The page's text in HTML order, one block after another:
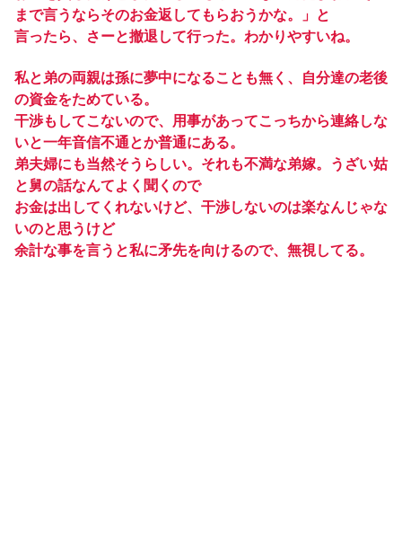
まで言うならそのお金返してもらおうかな。」と
言ったら、さーと撤退して行った。わかりやすいね。
私と弟の両親は孫に夢中になることも無く、自分達の老後
の資金をためている。
干渉もしてこないので、用事があってこっちから連絡しな
いと一年音信不通とか普通にある。
弟夫婦にも当然そうらしい。それも不満な弟嫁。うざい姑
と舅の話なんてよく聞くので
お金は出してくれないけど、干渉しないのは楽なんじゃな
いのと思うけど
余計な事を言うと私に矛先を向けるので、無視してる。